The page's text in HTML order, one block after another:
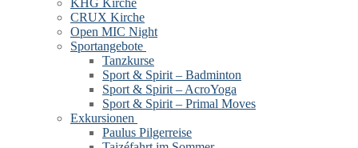
KHG Kirche
CRUX Kirche
Open MIC Night
Sportangebote
Tanzkurse
Sport & Spirit – Badminton
Sport & Spirit – AcroYoga
Sport & Spirit – Primal Moves
Exkursionen
Paulus Pilgerreise